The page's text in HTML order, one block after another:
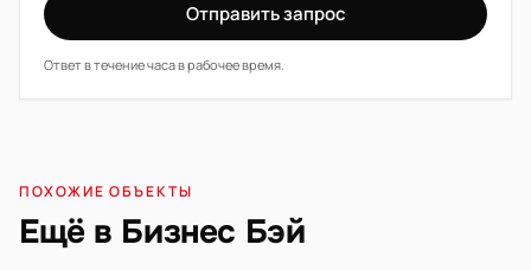
Отправить запрос
Ответ в течение часа в рабочее время.
ПОХОЖИЕ ОБЪЕКТЫ
Ещё в Бизнес Бэй